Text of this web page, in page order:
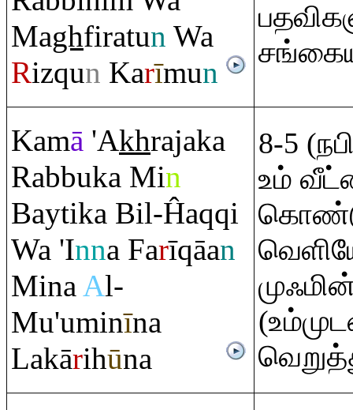
Maghfiratun Wa
Rizqun Karīmun
Kamā 'Akhrajaka
Rabbuka Min
Baytika Bil-Ĥaqqi
Wa 'Inna Farīqāan
MinaAl-
Mu'uminīna
Lakārihūna
8-5
உம்